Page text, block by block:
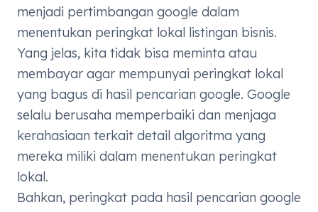
menjadi pertimbangan google dalam
menentukan peringkat lokal listingan bisnis.
Yang jelas, kita tidak bisa meminta atau
membayar agar mempunyai peringkat lokal
yang bagus di hasil pencarian google. Google
selalu berusaha memperbaiki dan menjaga
kerahasiaan terkait detail algoritma yang
mereka miliki dalam menentukan peringkat
lokal.
Bahkan, peringkat pada hasil pencarian google